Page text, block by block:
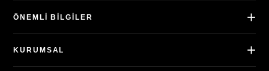
ÖNEMLI BILGILER
KURUMSAL